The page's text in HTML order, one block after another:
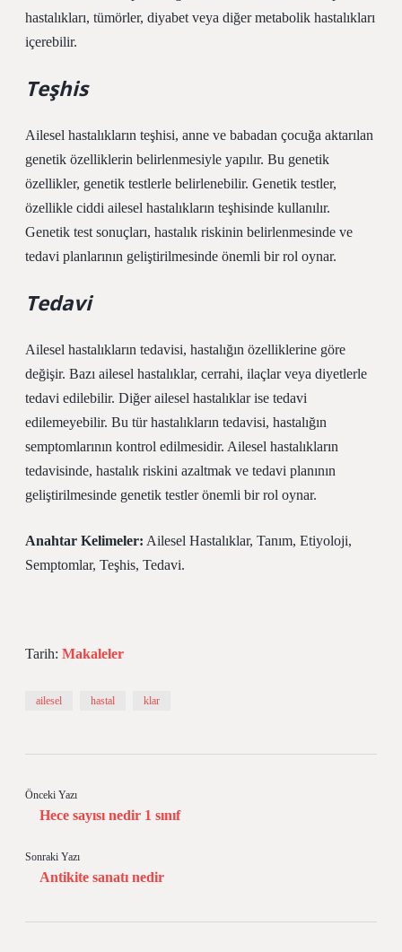
hastalıkları, tümörler, diyabet veya diğer metabolik hastalıkları
içerebilir.
Teşhis
Ailesel hastalıkların teşhisi, anne ve babadan çocuğa aktarılan
genetik özelliklerin belirlenmesiyle yapılır. Bu genetik
özellikler, genetik testlerle belirlenebilir. Genetik testler,
özellikle ciddi ailesel hastalıkların teşhisinde kullanılır.
Genetik test sonuçları, hastalık riskinin belirlenmesinde ve
tedavi planlarının geliştirilmesinde önemli bir rol oynar.
Tedavi
Ailesel hastalıkların tedavisi, hastalığın özelliklerine göre
değişir. Bazı ailesel hastalıklar, cerrahi, ilaçlar veya diyetlerle
tedavi edilebilir. Diğer ailesel hastalıklar ise tedavi
edilemeyebilir. Bu tür hastalıkların tedavisi, hastalığın
semptomlarının kontrol edilmesidir. Ailesel hastalıkların
tedavisinde, hastalık riskini azaltmak ve tedavi planının
geliştirilmesinde genetik testler önemli bir rol oynar.
Anahtar Kelimeler: Ailesel Hastalıklar, Tanım, Etiyoloji,
Semptomlar, Teşhis, Tedavi.
Tarih: Makaleler
ailesel hastal klar
Önceki Yazı
Hece sayısı nedir 1 sınıf
Sonraki Yazı
Antikite sanatı nedir